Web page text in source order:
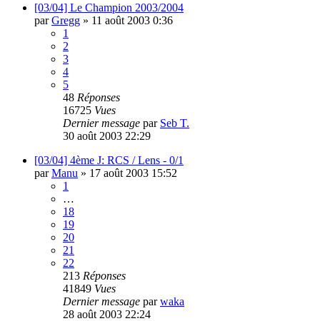
[03/04] Le Champion 2003/2004
parGregg » 11 août 2003 0:36
1
2
3
4
5
48 Réponses
16725 Vues
Dernier message par Seb T.
30 août 2003 22:29
[03/04] 4ème J: RCS / Lens - 0/1
parManu » 17 août 2003 15:52
1
…
18
19
20
21
22
213 Réponses
41849 Vues
Dernier message parwaka
28 août 2003 22:24